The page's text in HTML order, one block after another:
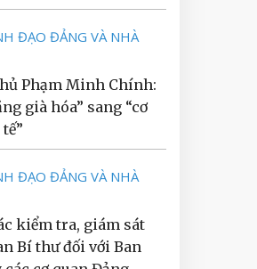
ĐẠO ĐẢNG VÀ NHÀ
Phạm Minh Chính:
già hóa” sang “cơ
ĐẠO ĐẢNG VÀ NHÀ
kiểm tra, giám sát
Bí thư đối với Ban